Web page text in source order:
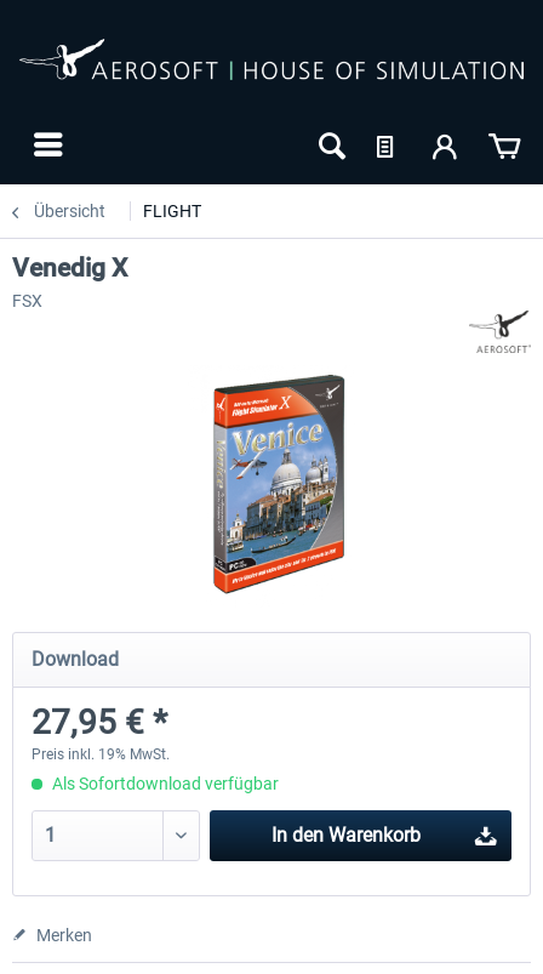
Übersicht FLIGHT
EmergencyDispatcherPro - 24h Free
0,00 € *
Venedig X
FSX
Download
27,95 € *
Preis inkl. 19% MwSt.
Als Sofortdownload verfügbar
In den Warenkorb
Merken